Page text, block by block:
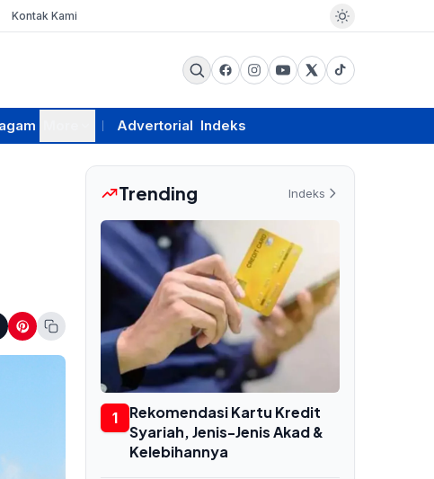
Kontak Kami
Advertorial Indeks
Trending Indeks
1
Rekomendasi Kartu Kredit
Syariah, Jenis-Jenis Akad &
Kelebihannya